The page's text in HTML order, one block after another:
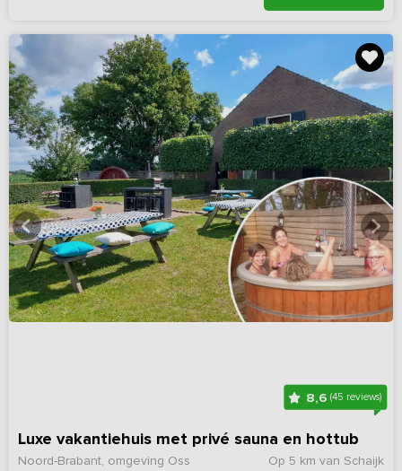
8,6 (45 reviews)
Luxe vakantiehuis met privé sauna en hottub
Op 5 km van Schaijk
Noord-Brabant, omgeving Oss